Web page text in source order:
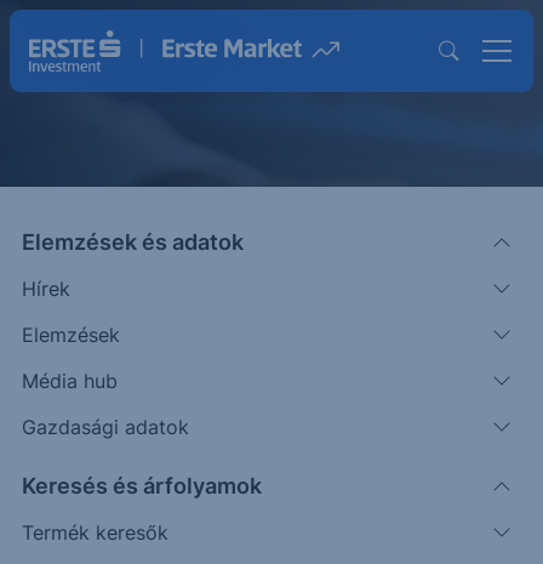
Elemzések és adatok
Hírek
Elemzések
Média hub
Gazdasági adatok
Keresés és árfolyamok
Termék keresők
Közzétételek
Szűrés